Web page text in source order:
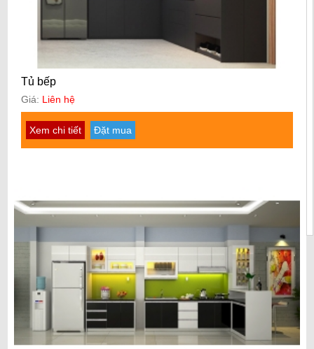
Tủ bếp
Giá: Liên hệ
Xem chi tiết Đặt mua